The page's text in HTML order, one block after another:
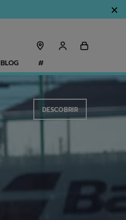
BLOG #
DESCOBRIR